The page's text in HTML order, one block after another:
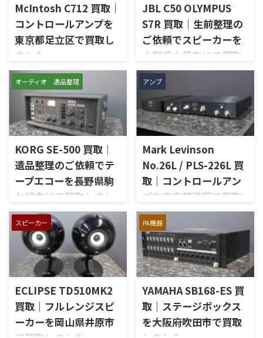
McIntosh C712 買取｜
コントロールアンプを
東京都足立区で買取し
ました
東京都足立区で、McIntoshの
コントロールアンプ「C712」
を出張買取させていただきま
した。今回のお品物は、
McIntoshらしいガラスパネル
デザインとリモート操作機能
を備えた2chソリッドステート
式のコントロールアンプで、左
右チャンネルの音出し、入力
切替、ボリューム、トーンコン
トロール、MMフォノ入力、バ
外観コンディション、リモコン
など付属品の有無を確認しな
がら査定いたしました。 買取
商品：McIntosh C712 メーカ
ー：McIntosh / マッキントッ
JBL C50 OLYMPUS
S7R 買取｜生前整理の
ご依頼でスピーカーを
山梨県大月市にて買取
しました
山梨県大月市で、生前整理に伴
いJBLの大型スピーカー「C50
OLYMPUS S7R」を出張買取さ
せていただきました。今回の
お品物は、長年大切に音楽を
楽しまれてきたご本人様より、
オーディオ機器の整理を進めた
いとのご相談をいただいたも
のです。 JBL C50 OLYMPUS
S7Rは、Olympus専用エンクロ
ージャーにLE15Aウーファー、
PR15パッシブラジエーター、
LE85ドライバー、HL91ホー
ン、LX5ネットワークなどを組
み合わせたヴィンテージJBLの
スピーカーシステムです。査定
では、左右ペアの音 ...
オーディオ 遺品整理
KORG SE-500 買取｜
遺品整理のご依頼でテ
ープエコーを長野県駒
ケ根市にて買取しまし
た
長野県駒ケ根市で、遺品整理に
伴いKORGのテープエコー
「SE-500 Stage Echo」を出張
買取させていただきました。
今回のお品物は、前オーナー
様が大切に保管されていたヴ
ィンテージのテープエコーで、
ご家族様より「価値があるも
のか分からないので、処分する
アンプ
Mark Levinson
No.26L / PLS-226L 買
取｜コントロールアン
プを東京都港区で買取
しました
東京都港区で、Mark Levinson
のコントロールアンプ
「No.26L / PLS-226L」を出張
買取させていただきました。
今回のお品物は、アンプ部
No.26Lと外部電源部PLS-226L
で構成されるセパレートタイ
プのプリアンプで、左右チャン
ネルの音出し状態、入力切
スピーカー
ECLIPSE TD510MK2
買取｜フルレンジスピ
ーカーを岡山県井原市
PA機器
YAMAHA SB168-ES 買
取｜ステージボックス
を大阪府吹田市で買取